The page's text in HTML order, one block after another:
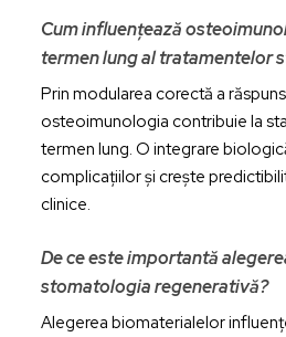
Cum influențează
termen lung al tratamentelor
Prin modularea corectă a
osteoimunologia contribuie la
termen lung. O integrare
complicațiilor și crește
clinice.
De ce este importantă
stomatologia regenerativă?
Alegerea biomaterialelor